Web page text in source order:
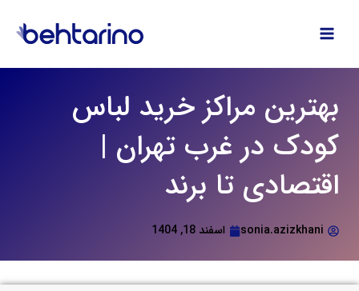
محتوا
بهترین مراکز خرید لباس
کودک در غرب تهران |
اقتصادی تا برند
sonia.azizkhani اسفند 18, 1404